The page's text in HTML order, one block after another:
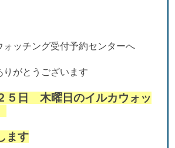
ォッチング受付予約センターへ
りがとうございます
５日 木曜日のイルカウォッ
ます